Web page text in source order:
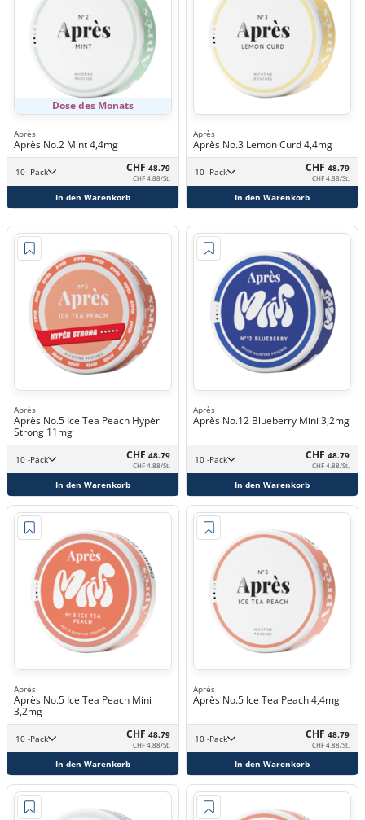
Dose des Monats
Après
Après No.2 Mint 4,4mg
10 -Pack CHF 48.79
CHF 4.88/St.
In den Warenkorb
Après
Après No.3 Lemon Curd 4,4mg
10 -Pack CHF 48.79
CHF 4.88/St.
In den Warenkorb
Après
Après No.5 Ice Tea Peach Hypèr
Strong 11mg
10 -Pack CHF 48.79
CHF 4.88/St.
In den Warenkorb
Après
Après No.12 Blueberry Mini 3,2mg
10 -Pack CHF 48.79
CHF 4.88/St.
In den Warenkorb
Après
Après No.5 Ice Tea Peach Mini
3,2mg
10 -Pack CHF 48.79
CHF 4.88/St.
In den Warenkorb
Après
Après No.5 Ice Tea Peach 4,4mg
10 -Pack CHF 48.79
CHF 4.88/St.
In den Warenkorb